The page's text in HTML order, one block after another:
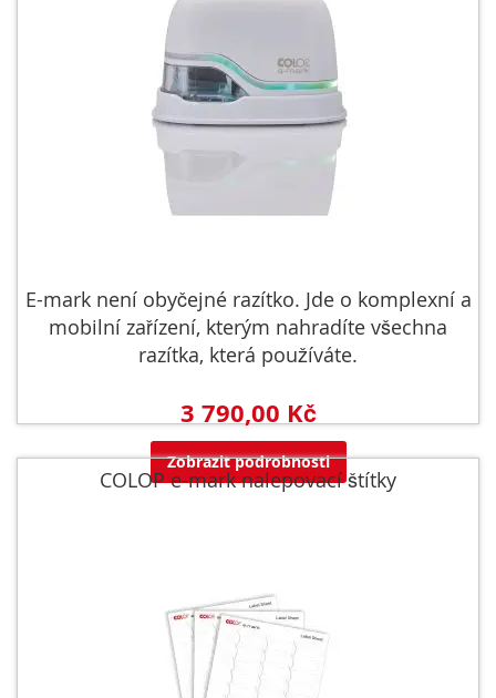
E-mark není obyčejné razítko. Jde o komplexní a
mobilní zařízení, kterým nahradíte všechna
razítka, která používáte.
3 790,00 Kč
Zobrazit podrobnosti
COLOP e-mark nalepovací štítky